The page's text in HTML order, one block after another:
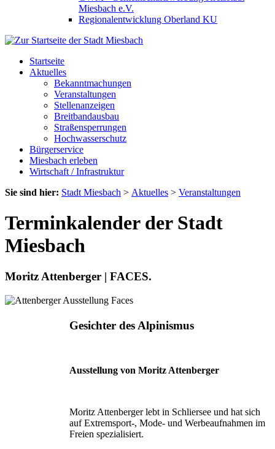
Miesbach e.V.
Regionalentwicklung Oberland KU
Startseite
Aktuelles
Bekanntmachungen
Veranstaltungen
Stellenanzeigen
Breitbandausbau
Straßensperrungen
Hochwasserschutz
Bürgerservice
Miesbach erleben
Wirtschaft / Infrastruktur
Sie sind hier: Stadt Miesbach > Aktuelles > Veranstaltungen
Terminkalender der Stadt
Miesbach
Moritz Attenberger | FACES.
Gesichter des Alpinismus
Ausstellung von Moritz Attenberger
Moritz Attenberger lebt in Schliersee und hat sich
auf Extremsport-, Mode- und Werbeaufnahmen im
Freien spezialisiert.